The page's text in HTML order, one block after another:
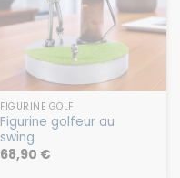
FIGURINE GOLF
Figurine golfeur au
swing
68,90 €